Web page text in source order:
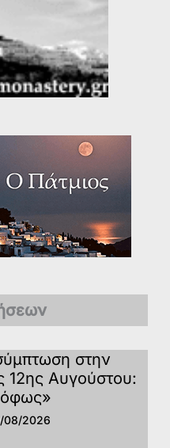
στην
12ης Αυγούστου:
08/2026